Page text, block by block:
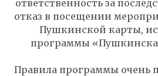
ответственность за
отказ в посещении
Пушкинской карты,
программы
Правила программы очень